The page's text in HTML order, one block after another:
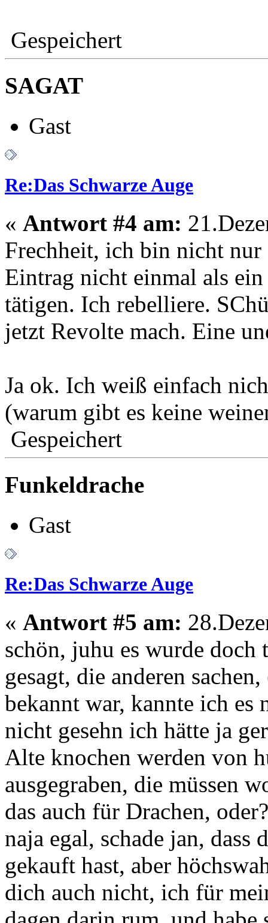
Gespeichert
SAGAT
Gast
Re:Das Schwarze Auge
« Antwort #4 am:
Frechheit, ich bin nicht nur
Eintrag nicht einmal als
tätigen. Ich rebelliere.
jetzt Revolte mach. Eine
Ja ok. Ich weiß einfach
(warum gibt es keine
Gespeichert
Funkeldrache
Gast
Re:Das Schwarze Auge
« Antwort #5 am:
schön, juhu es wurde doch
gesagt, die anderen
bekannt war, kannte ich
nicht gesehn ich hätte ja
Alte knochen werden von
ausgegraben, die müssen
das auch für Drachen, oder?
naja egal, schade jan, dass
gekauft hast, aber
dich auch nicht, ich für